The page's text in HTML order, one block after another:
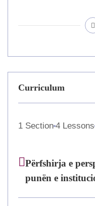
Curriculum
1 Section 4 Lessons
Përfshirja e
punën e